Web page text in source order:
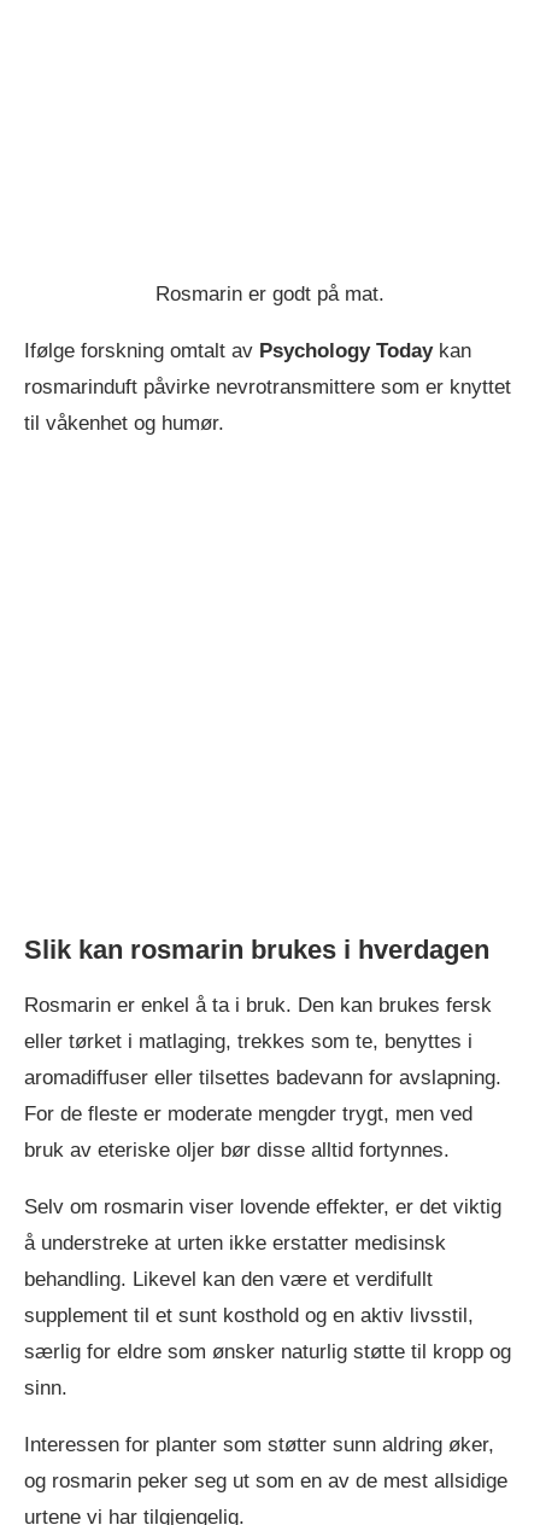
Rosmarin er godt på mat.
Ifølge forskning omtalt av Psychology Todaykan
rosmarinduft påvirke nevrotransmittere som er knyttet
til våkenhet og humør.
Slik kan rosmarin brukes i hverdagen
Rosmarin er enkel å ta i bruk. Den kan brukes fersk
eller tørket i matlaging, trekkes som te, benyttes i
aromadiffuser eller tilsettes badevann for avslapning.
For de fleste er moderate mengder trygt, men ved
bruk av eteriske oljer bør disse alltid fortynnes.
Selv om rosmarin viser lovende effekter, er det viktig
å understreke at urten ikke erstatter medisinsk
behandling. Likevel kan den være et verdifullt
supplement til et sunt kosthold og en aktiv livsstil,
særlig for eldre som ønsker naturlig støtte til kropp og
sinn.
Interessen for planter som støtter sunn aldring øker,
og rosmarin peker seg ut som en av de mest allsidige
urtene vi har tilgjengelig.